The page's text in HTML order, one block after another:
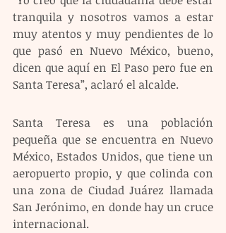
tranquila y nosotros vamos a estar
muy atentos y muy pendientes de lo
que pasó en Nuevo México, bueno,
dicen que aquí en El Paso pero fue en
Santa Teresa”, aclaró el alcalde.
Santa Teresa es una población
pequeña que se encuentra en Nuevo
México, Estados Unidos, que tiene un
aeropuerto propio, y que colinda con
una zona de Ciudad Juárez llamada
San Jerónimo, en donde hay un cruce
internacional.